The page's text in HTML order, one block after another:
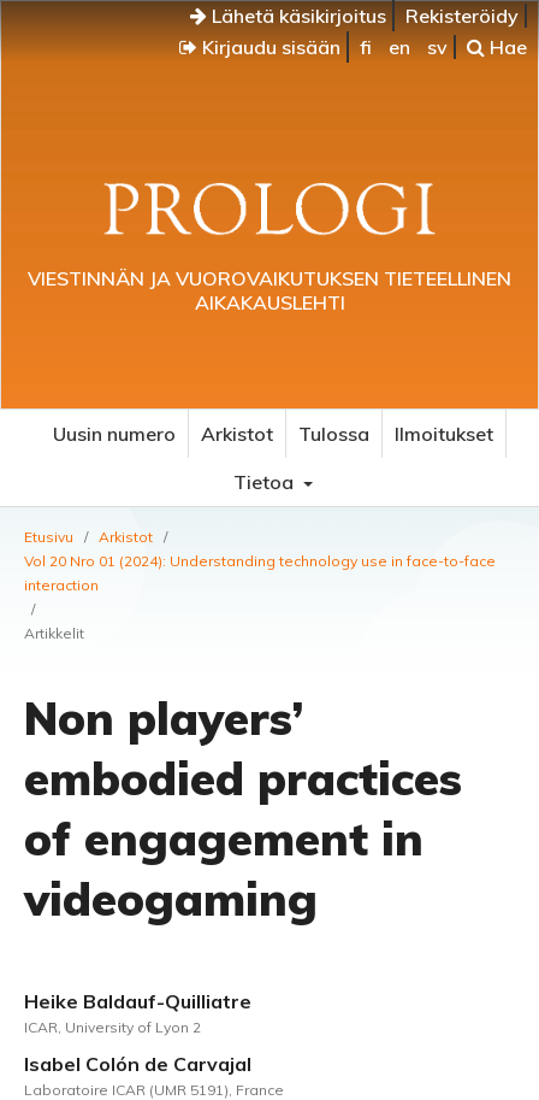
Lähetä käsikirjoitus
Rekisteröidy
Kirjaudu sisään
fi en sv Hae
VIESTINNÄN JA VUOROVAIKUTUKSEN TIETEELLINEN
AIKAKAUSLEHTI
Uusin numero Arkistot Tulossa
Ilmoitukset
Tietoa
Etusivu / Arkistot /
Vol 20 Nro 01 (2024): Understanding technology use in face-to-face
interaction
/
Artikkelit
Non players’
embodied practices
of engagement in
videogaming
Heike Baldauf-Quilliatre
ICAR, University of Lyon 2
Isabel Colón de Carvajal
Laboratoire ICAR (UMR 5191), France